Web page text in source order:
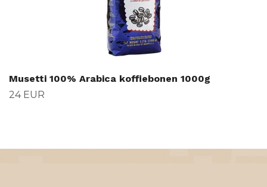
Musetti 100% Arabica koffiebonen 1000g
24 EUR